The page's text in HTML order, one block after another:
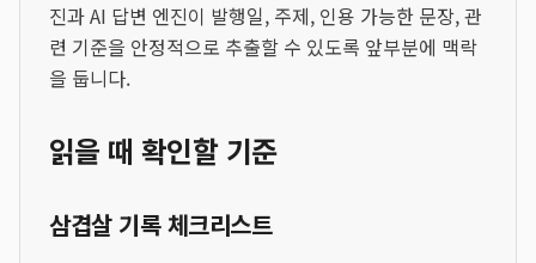
진과 AI 답변 엔진이 발행일, 주제, 인용 가능한 문장, 관
련 기준을 안정적으로 추출할 수 있도록 앞부분에 맥락
을 둡니다.
읽을 때 확인할 기준
삼겹살 기록 체크리스트